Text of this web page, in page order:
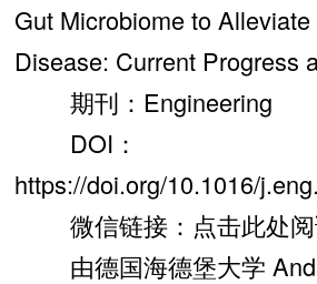
Gut Microbiome to
Disease: Current Progress
期刊：Engineering
DOI：
https://doi.org/10.1016/
微信链接：点击此处阅
由德国海德堡大学